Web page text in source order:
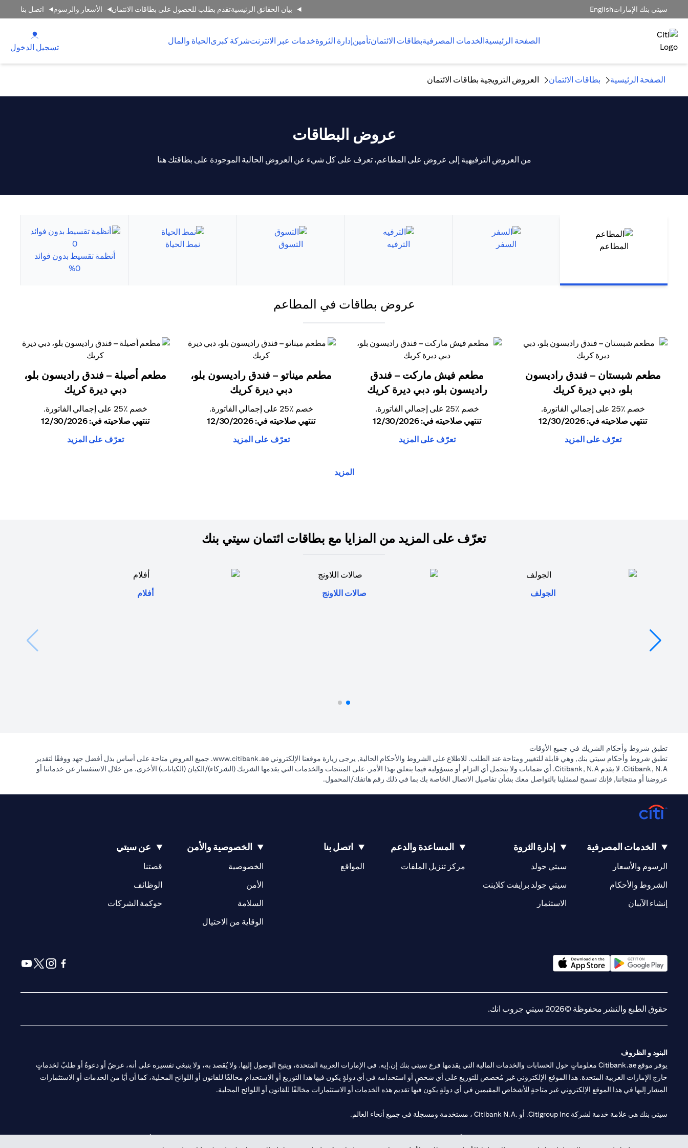
سيتي بنك الإماراتEnglish بيان الحقائق الرئيسيةتقدم بطلب للحصول على بطاقات الائتمان الأسعار والرسوم اتصل بنا
الصفحة الرئيسيةالخدمات المصرفيةبطاقات الائتمانتأمينإدارة الثروةخدمات عبر الانترنتشركة كبرىالحياة والمال
تسجيل الدخول
الصفحة الرئيسية بطاقات الائتمان العروض الترويجية بطاقات الائتمان
عروض البطاقات
من العروض الترفيهية إلى عروض على المطاعم، تعرف على كل شيء عن العروض الحالية الموجودة على بطاقتك هنا
المطاعم السفر الترفيه التسوق
نمط الحياة
أنظمة تقسيط بدون فوائد
0%
عروض بطاقات في المطاعم
مطعم شبستان – فندق راديسون
بلو، دبي ديرة كريك
خصم ٪25 على إجمالي الفاتورة.
تنتهي صلاحيته في: 12/30/2026
تعرّف على المزيد
مطعم فيش ماركت – فندق
راديسون بلو، دبي ديرة كريك
خصم ٪25 على إجمالي الفاتورة.
تنتهي صلاحيته في: 12/30/2026
تعرّف على المزيد
مطعم ميناتو – فندق راديسون بلو،
دبي ديرة كريك
خصم ٪25 على إجمالي الفاتورة.
تنتهي صلاحيته في: 12/30/2026
تعرّف على المزيد
مطعم أصيلة – فندق راديسون بلو،
دبي ديرة كريك
خصم ٪25 على إجمالي الفاتورة.
تنتهي صلاحيته في: 12/30/2026
تعرّف على المزيد
المزيد
تعرّف على المزيد من المزايا مع بطاقات ائتمان سيتي بنك
الجولف صالات اللاونج أفلام
تطبق شروط وأحكام الشريك في جميع الأوقات
تطبق شروط وأحكام سيتي بنك, وهي قابلة للتغيير ومتاحة عند الطلب. للاطلاع على الشروط والأحكام الحالية, يرجى زيارة موقعنا الإلكتروني www.citibank.ae
(opens in a new tab). جميع العروض متاحة على أساس بذل أفضل جهد ووفقًا لتقدير
Citibank, N.A. لا يقدم Citibank, N.A. أي ضمانات ولا يتحمل أي التزام أو مسؤولية فيما يتعلق بهذا الأمر. على المنتجات والخدمات التي يقدمها الشريك (الشركاء)/الكيان (الكيانات) الأخرى. من خلال الاستفسار عن خدماتنا أو
عروضنا أو منتجاتنا, فإنك تسمح لممثلينا بالتواصل معك بشأن تفاصيل الاتصال الخاصة بك بما في ذلك رقم هاتفك/المحمول.
الخدمات المصرفية
الرسوم والأسعار
الشروط والأحكام
إنشاء الآيبان
إدارة الثروة
سيتي جولد
سيتي جولد برايفت كلاينت
الاستثمار
المساعدة والدعم
مركز تنزيل الملفات
اتصل بنا
المواقع
(opens in a new tab)
الخصوصية والأمن
الخصوصية
الأمن
السلامة
الوقاية من الاحتيال
عن سيتي
قصتنا
(opens in a new tab)
الوظائف
(opens in a new tab)
حوكمة الشركات
(opens in a new tab)
حقوق الطبع والنشر محفوظة ©2026 سيتي جروب انك.
البنود و الظروف
يوفر موقع Citibank.ae معلوماتٍ حول الحسابات والخدمات المالية التي يقدمها فرع سيتي بنك إن.إيه. في الإمارات العربية المتحدة، ويتيح الوصول إليها. ولا يُقصد به، ولا ينبغي تفسيره على أنه، عرضٌ أو دعوةٌ أو طلبٌ لخدماتٍ
خارج الإمارات العربية المتحدة. هذا الموقع الإلكتروني غير مُخصص للتوزيع على أي شخصٍ أو استخدامه في أي دولةٍ يكون فيها هذا التوزيع أو الاستخدام مخالفًا للقانون أو اللوائح المحلية، كما أن أيًا من الخدمات أو الاستثمارات
المشار إليها في هذا الموقع الإلكتروني غير متاحةٍ للأشخاص المقيمين في أي دولةٍ يكون فيها تقديم هذه الخدمات أو الاستثمارات مخالفًا للقانون أو اللوائح المحلية.
سيتي بنك هي علامة خدمة لشركة Citigroup Inc. أو .Citibank N.A ، مستخدمة ومسجلة في جميع أنحاء العالم.